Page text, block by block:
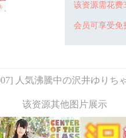
该资源需花费
会员可享受免
人気沸騰中の沢井ゆりち
该资源其他图片展示